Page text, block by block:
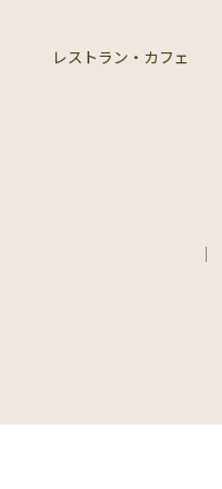
レストラン・カフェ